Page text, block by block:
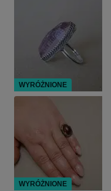
WYRÓŻNIONE
WYRÓŻNIONE